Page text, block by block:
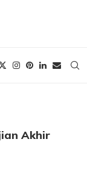
Akhir